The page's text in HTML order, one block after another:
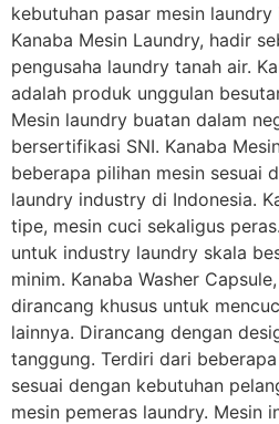
kebutuhan pasar mesin
Kanaba Mesin Laundry, hadir
pengusaha laundry tanah air.
adalah produk unggulan
Mesin laundry buatan dalam
bersertifikasi SNI. Kanaba
beberapa pilihan mesin sesuai
laundry industry di Indonesia.
tipe, mesin cuci sekaligus
untuk industry laundry skala
minim. Kanaba Washer
dirancang khusus untuk
lainnya. Dirancang dengan
tanggung. Terdiri dari
sesuai dengan kebutuhan
mesin pemeras laundry. Mesin